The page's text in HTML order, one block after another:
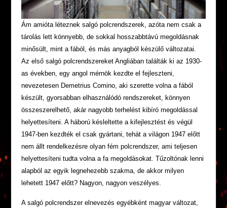
Ám amióta léteznek salgó polcrendszerek, azóta nem csak a
tárolás lett könnyebb, de sokkal hosszabbtávú megoldásnak
minősült, mint a fából, és más anyagból készülő változatai.
Az első salgó polcrendszereket Angliában találták ki az 1930-
as években, egy angol mérnök kezdte el fejleszteni,
nevezetesen Demetrius Comino, aki szerette volna a fából
készült, gyorsabban elhasználódó rendszereket, könnyen
összeszerelhető, akár nagyobb terhelést kibíró megoldással
helyettesíteni. A háború késleltette a kifejlesztést és végül
1947-ben kezdték el csak gyártani, tehát a világon 1947 előtt
nem állt rendelkezésre olyan fém polcrendszer, ami teljesen
helyettesíteni tudta volna a fa megoldásokat. Tűzoltónak lenni
alapból az egyik legnehezebb szakma, de akkor milyen
lehetett 1947 előtt? Nagyon, nagyon veszélyes.
A salgó polcrendszer elnevezés egyébként magyar változat,